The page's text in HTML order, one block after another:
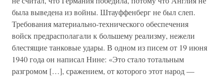
была выведена из войны. Штауффенберг не был слеп.
Требования материально-технического обеспечения
войск предрасполагали к большему реализму, нежели
блестящие танковые удары. В одном из писем от 19 июня
1940 года он написал Нине: «Это стало тотальным
разгромом […], сражением, от которого этот народ —